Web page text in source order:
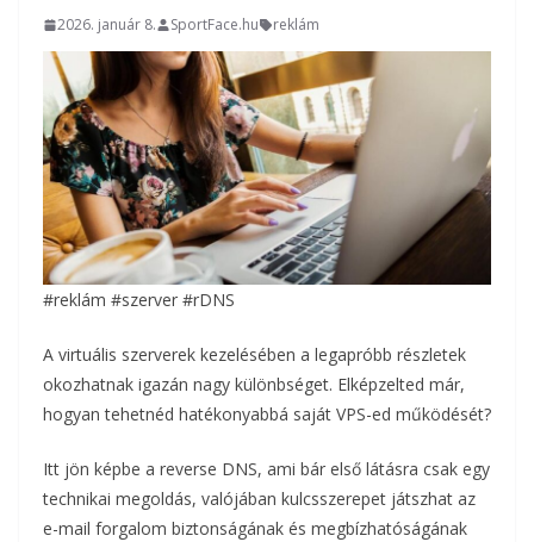
2026. január 8. SportFace.hu reklám
#reklám #szerver #rDNS
A virtuális szerverek kezelésében a legapróbb részletek
okozhatnak igazán nagy különbséget. Elképzelted már,
hogyan tehetnéd hatékonyabbá saját VPS-ed működését?
Itt jön képbe a reverse DNS, ami bár első látásra csak egy
technikai megoldás, valójában kulcsszerepet játszhat az
e-mail forgalom biztonságának és megbízhatóságának